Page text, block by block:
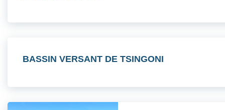
BASSIN VERSANT DE TSINGONI